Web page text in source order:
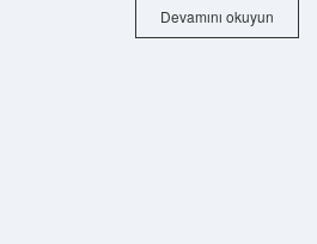
Devamını okuyun
Ne